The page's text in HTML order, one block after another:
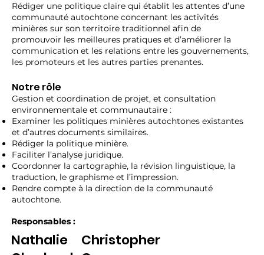
Rédiger une politique claire qui établit les attentes d’une
communauté autochtone concernant les activités
minières sur son territoire traditionnel afin de
promouvoir les meilleures pratiques et d’améliorer la
communication et les relations entre les gouvernements,
les promoteurs et les autres parties prenantes.
Notre rôle
Gestion et coordination de projet, et consultation
environnementale et communautaire :
Examiner les politiques minières autochtones existantes
et d’autres documents similaires.
Rédiger la politique minière.
Faciliter l’analyse juridique.
Coordonner la cartographie, la révision linguistique, la
traduction, le graphisme et l’impression.
Rendre compte à la direction de la communauté
autochtone.
Responsables :
Nathalie
Christopher